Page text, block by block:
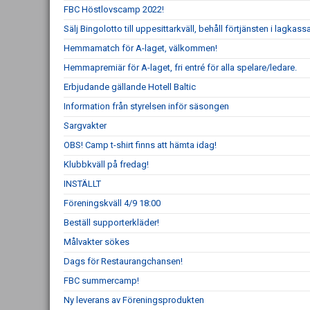
FBC Höstlovscamp 2022!
Sälj Bingolotto till uppesittarkväll, behåll förtjänsten i
Hemmamatch för A-laget, välkommen!
Hemmapremiär för A-laget, fri entré för alla spelare/ledare.
Erbjudande gällande Hotell Baltic
Information från styrelsen inför säsongen
Sargvakter
OBS! Camp t-shirt finns att hämta idag!
Klubbkväll på fredag!
INSTÄLLT
Föreningskväll 4/9 18:00
Beställ supporterkläder!
Målvakter sökes
Dags för Restaurangchansen!
FBC summercamp!
Ny leverans av Föreningsprodukten